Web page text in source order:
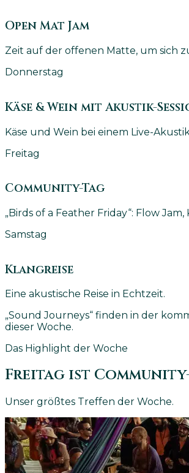
Open Mat Jam
Zeit auf der offenen Matte, um sich
Donnerstag
Käse & Wein mit Akustik-
Käse und Wein bei einem Live-
Freitag
Community-Tag
„Birds of a Feather Friday“: Flow
Samstag
Klangreise
Eine akustische Reise in Echtzeit.
„Sound Journeys“ finden in der
dieser Woche.
Das Highlight der Woche
Freitag ist
Unser größtes Treffen der Woche.